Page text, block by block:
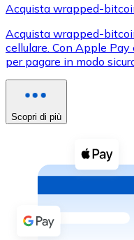
XRP
Acquista
Bonifico SEPA
Aggiungi fondi al
Acquista wrapped-
Acquista wrapped-
cellulare. Con Apple
per pagare in modo
Scopri di più